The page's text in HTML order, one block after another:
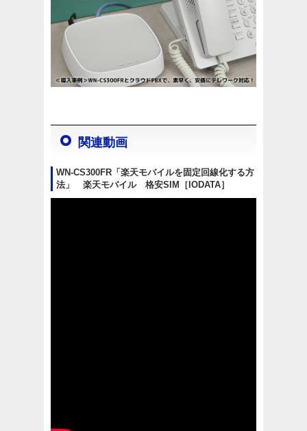
関連動画
WN-CS300FR「楽天モバイルを固定回線化する方
法」 楽天モバイル 格安SIM［IODATA］